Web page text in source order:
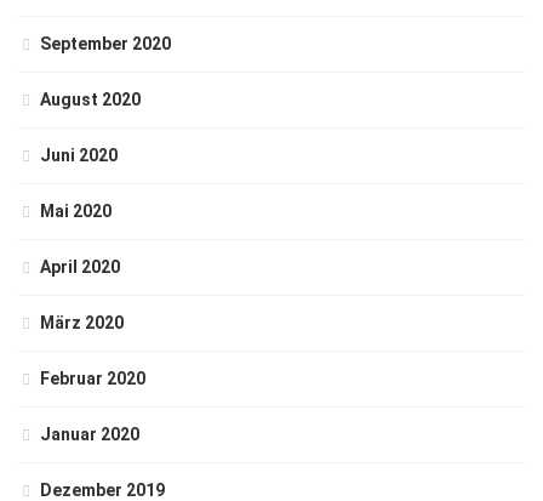
September 2020
August 2020
Juni 2020
Mai 2020
April 2020
März 2020
Februar 2020
Januar 2020
Dezember 2019